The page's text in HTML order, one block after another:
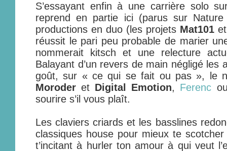
S’essayant enfin à une carrière solo
reprend en partie ici (parus sur
productions en duo (les projets Mat101
réussit le pari peu probable de marier
nommerait kitsch et une relecture
Balayant d’un revers de main négligé les
goût, sur « ce qui se fait ou pas », le
Moroder et Digital Emotion, Ferenc
sourire s’il vous plaît.
Les claviers criards et les basslines
classiques house pour mieux te
t’incitant à hurler ton amour à qui veut